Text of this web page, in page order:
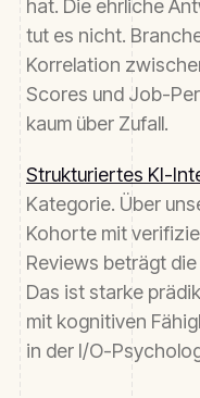
hat. Die ehrliche
tut es nicht.
Korrelation
Scores und Job-
kaum über Zufall.
Strukturiertes KI-
Kategorie. Über
Kohorte mit
Reviews beträgt
Das ist starke
mit kognitiven
in der I/O-